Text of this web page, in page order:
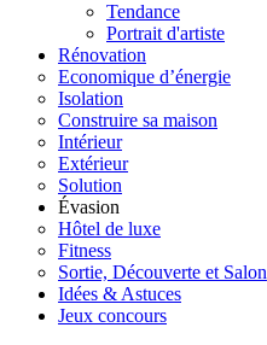
Tendance
Portrait d'artiste
Rénovation
Economique d’énergie
Isolation
Construire sa maison
Intérieur
Extérieur
Solution
Évasion
Hôtel de luxe
Fitness
Sortie, Découverte et Salon
Idées & Astuces
Jeux concours